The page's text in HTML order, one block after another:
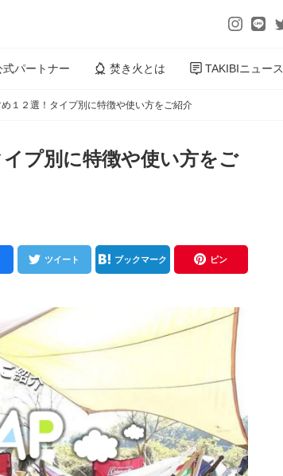
式パートナー 焚き火とは TAKIBIニュース
１２選！タイプ別に特徴や使い方をご紹介
プ別に特徴や使い方をご
ツイート ブックマーク ピン